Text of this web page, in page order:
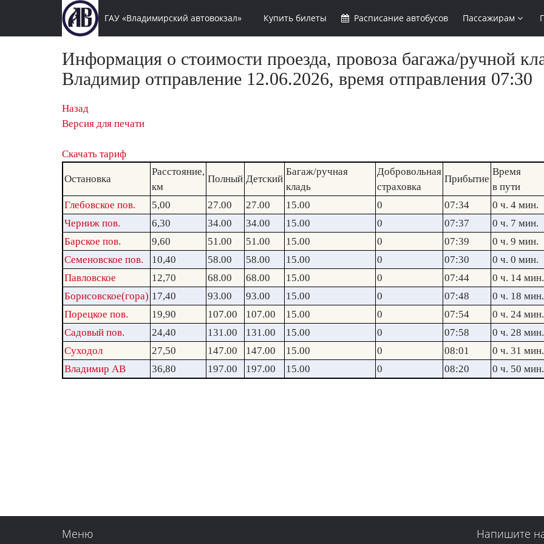
ГАУ «Владимирский автовокзал» Купить билеты Расписание автобусов Пассажирам
Информация о стоимости проезда, провоза багажа/ручной
Владимир отправление 12.06.2026, время отправления 07:30
Назад
Версия для печати
Скачать тариф
Остановка
Расстояние,
км
Полный Детский
Багаж/ручная
кладь
Добровольная
страховка
Прибытие
Время
в пути
Глебовское пов.
5,00 27.00 27.00 15.00 0 07:34
0 ч. 4 мин.
Черниж пов.
6,30 34.00 34.00 15.00 0 07:37
0 ч. 7 мин.
Барское пов.
9,60 51.00 51.00 15.00 0 07:39
0 ч. 9 мин.
Семеновское пов.
10,40 58.00 58.00 15.00 0 07:30
0 ч. 0 мин.
Павловское
12,70 68.00 68.00 15.00 0 07:44
0 ч. 14 мин.
Борисовское(гора) 17,40 93.00 93.00 15.00 0 07:48
0 ч. 18 мин.
Порецкое пов.
19,90 107.00 107.00 15.00 0 07:54
0 ч. 24 мин.
Садовый пов.
24,40 131.00 131.00 15.00 0 07:58
0 ч. 28 мин.
Суходол
27,50 147.00 147.00 15.00 0 08:01
0 ч. 31 мин.
Владимир АВ
36,80 197.00 197.00 15.00 0 08:20 0 ч. 50 мин.
Меню Напишите